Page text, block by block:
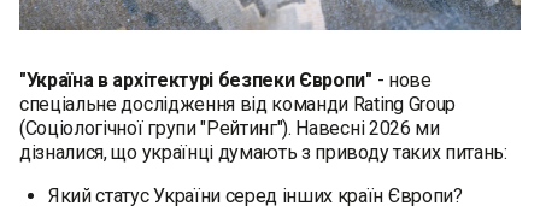
"Україна в архітектурі безпеки Європи" - нове
спеціальне дослідження від команди Rating Group
(Соціологічної групи "Рейтинг"). Навесні 2026 ми
дізналися, що українці думають з приводу таких питань:
Я‍кий статус України серед інших країн Європи?